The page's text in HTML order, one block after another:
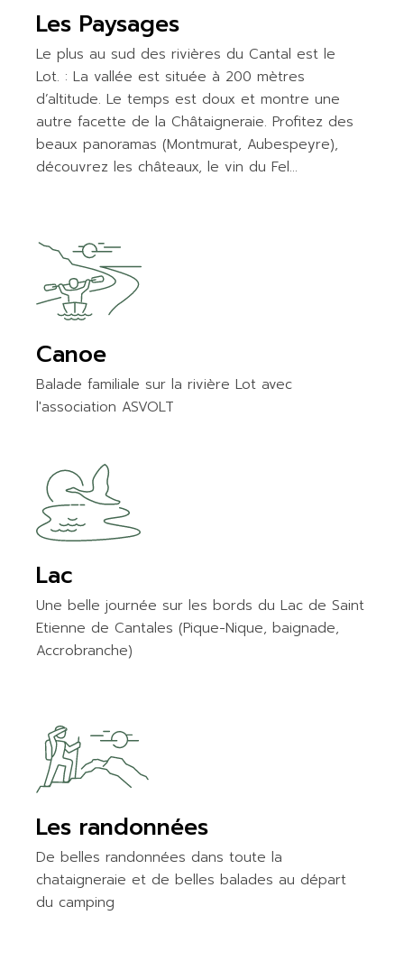
Les Paysages
Le plus au sud des rivières du Cantal est le
Lot. : La vallée est située à 200 mètres
d’altitude. Le temps est doux et montre une
autre facette de la Châtaigneraie. Profitez des
beaux panoramas (Montmurat, Aubespeyre),
découvrez les châteaux, le vin du Fel…
Canoe
Balade familiale sur la rivière Lot avec
l'association ASVOLT
Lac
Une belle journée sur les bords du Lac de Saint
Etienne de Cantales (Pique-Nique, baignade,
Accrobranche)
Les randonnées
De belles randonnées dans toute la
chataigneraie et de belles balades au départ
du camping